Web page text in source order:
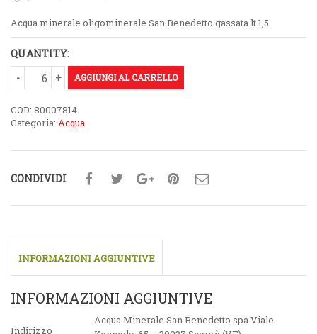
Acqua minerale oligominerale San Benedetto gassata lt.1,5
QUANTITY:
AGGIUNGI AL CARRELLO
COD: 80007814
Categoria: Acqua
CONDIVIDI
INFORMAZIONI AGGIUNTIVE
INFORMAZIONI AGGIUNTIVE
Indirizzo
Acqua Minerale San Benedetto spa Viale